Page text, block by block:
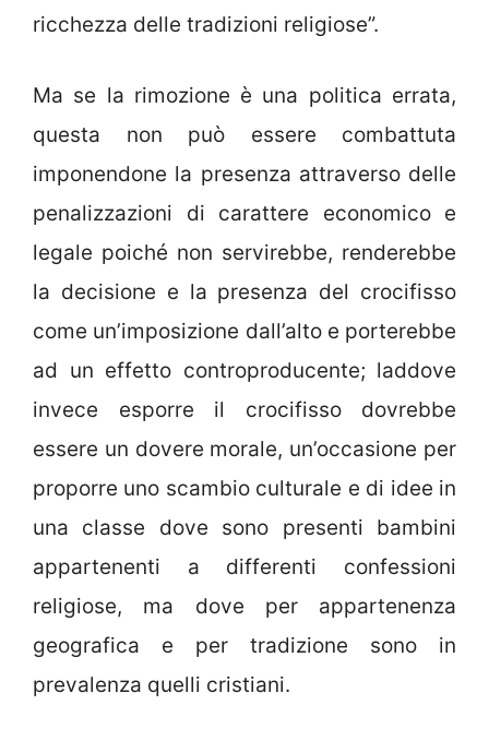
ricchezza delle tradizioni religiose”.
Ma se la rimozione è una politica errata,
questa non può essere combattuta
imponendone la presenza attraverso delle
penalizzazioni di carattere economico e
legale poiché non servirebbe, renderebbe
la decisione e la presenza del crocifisso
come un’imposizione dall’alto e porterebbe
ad un effetto controproducente; laddove
invece esporre il crocifisso dovrebbe
essere un dovere morale, un’occasione per
proporre uno scambio culturale e di idee in
una classe dove sono presenti bambini
appartenenti a differenti confessioni
religiose, ma dove per appartenenza
geografica e per tradizione sono in
prevalenza quelli cristiani.